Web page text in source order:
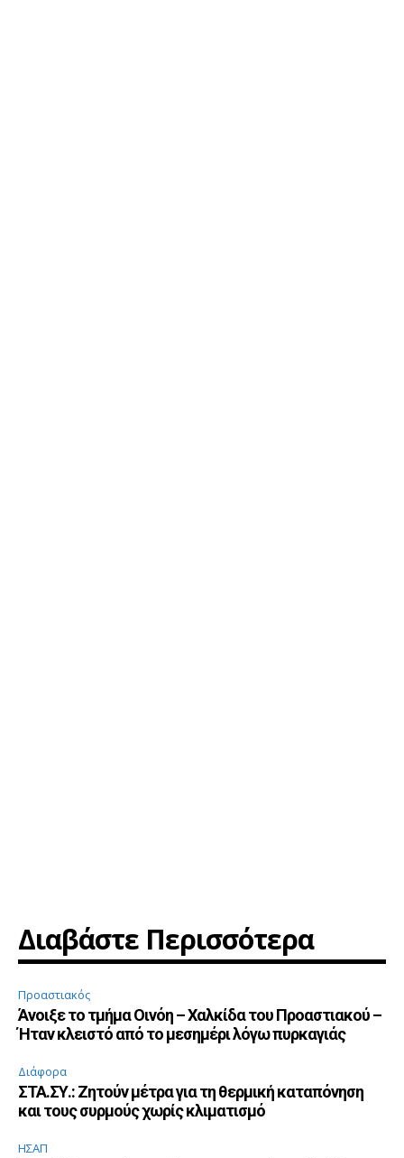
Διαβάστε Περισσότερα
Προαστιακός
Άνοιξε το τμήμα Οινόη – Χαλκίδα του Προαστιακού –
Ήταν κλειστό από το μεσημέρι λόγω πυρκαγιάς
Διάφορα
ΣΤΑ.ΣΥ.: Ζητούν μέτρα για τη θερμική καταπόνηση
και τους συρμούς χωρίς κλιματισμό
ΗΣΑΠ